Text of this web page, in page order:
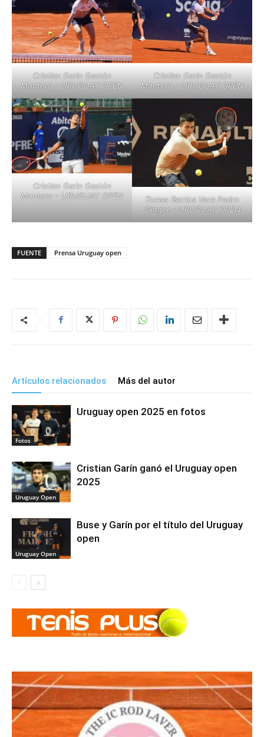
Cristian Garin Gastón
Montero – URUGUAY OPEN
Cristian Garin Gastón
Montero – URUGUAY OPEN
Cristian Garin Gastón
Montero – URUGUAY OPEN
Tomas Barrios Vera Pedro
Slinger – URUGUAY OPEN
FUENTE Prensa Uruguay open
Artículos relacionados Más del autor
Fotos
Uruguay open 2025 en fotos
Uruguay Open
Cristian Garín ganó el Uruguay open
2025
Uruguay Open
Buse y Garín por el título del Uruguay
open